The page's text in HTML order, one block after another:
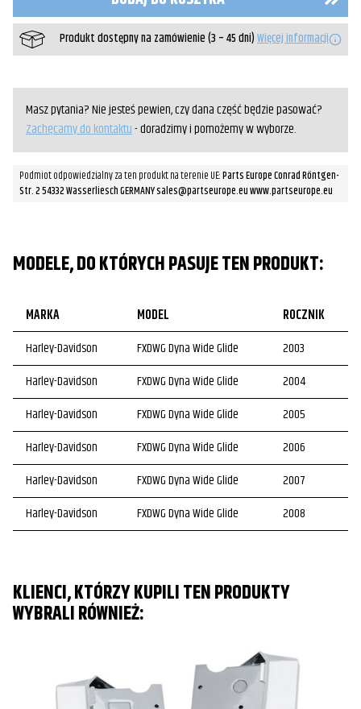
Produkt dostępny na zamówienie (3 – 45 dni)Więcej informacji
Masz pytania? Nie jesteś pewien, czy dana część będzie pasować?
Zachęcamy do kontaktu- doradzimy i pomożemy w wyborze.
Podmiot odpowiedzialny za ten produkt na terenie UE:Parts Europe Conrad Röntgen-
Str. 2 54332 Wasserliesch GERMANY sales@partseurope.eu www.partseurope.eu
MODELE, DO KTÓRYCH PASUJE TEN PRODUKT:
MARKA MODEL
ROCZNIK
Harley-Davidson
FXDWG Dyna Wide Glide
2003
Harley-Davidson
FXDWG Dyna Wide Glide
2004
Harley-Davidson
FXDWG Dyna Wide Glide
2005
Harley-Davidson
FXDWG Dyna Wide Glide
2006
Harley-Davidson
FXDWG Dyna Wide Glide
2007
Harley-Davidson
FXDWG Dyna Wide Glide 2008
KLIENCI, KTÓRZY KUPILI TEN PRODUKTY
WYBRALI RÓWNIEŻ: